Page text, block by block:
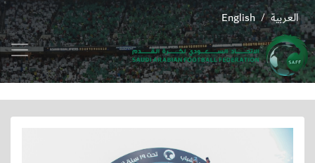
English / العربية